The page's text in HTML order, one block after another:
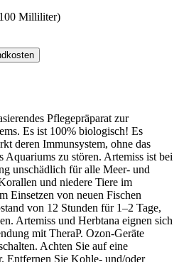
Milliliter)
Pflegepräparat zur
Es ist 100% biologisch! Es
deren Immunsystem, ohne das
zu stören. Artemiss ist bei
unschädlich für alle Meer- und
und niedere Tiere im
Einsetzen von neuen Fischen
von 12 Stunden für 1–2 Tage,
Artemiss und Herbtana eignen sich
mit TheraP. Ozon-Geräte
Achten Sie auf eine
Entfernen Sie Kohle- und/oder